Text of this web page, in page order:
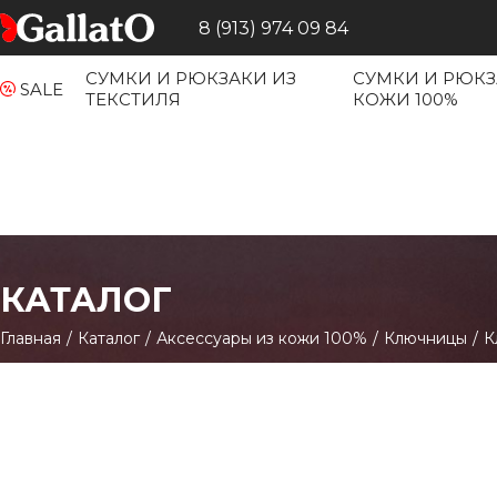
8 (913) 974 09 84
SALE
СУМКИ И РЮКЗАКИ ИЗ
ТЕКСТИЛЯ
СУМКИ И
КОЖИ 100%
КАТАЛОГ
Главная / Каталог / Аксессуары из кожи 100% / Ключницы /